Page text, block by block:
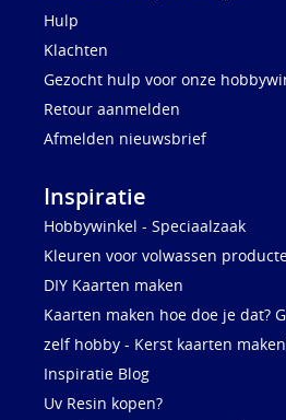
Hulp
Klachten
Gezocht hulp voor onze
Retour aanmelden
Afmelden nieuwsbrief
Inspiratie
Hobbywinkel - Speciaalzaak
Kleuren voor volwassen
DIY Kaarten maken
Kaarten maken hoe doe je dat?
zelf hobby - Kerst kaarten
Inspiratie Blog
Uv Resin kopen?